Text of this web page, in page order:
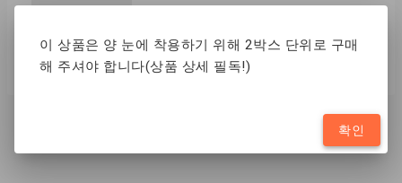
이 상품은 양 눈에 착용하기 위해 2박스 단위로 구매
해 주셔야 합니다(상품 상세 필독!)
확인